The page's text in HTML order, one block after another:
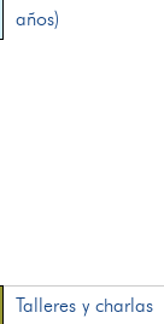
años)
Talleres y charlas